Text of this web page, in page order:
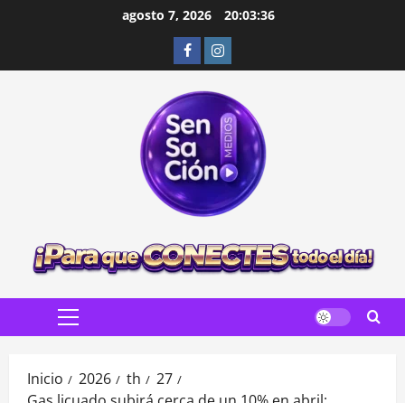
agosto 7, 2026 20:03:37
FacebookInstagram
Menú
Inicio 2026 th
27